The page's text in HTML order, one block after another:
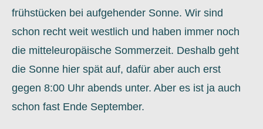
frühstücken bei aufgehender Sonne. Wir sind
schon recht weit westlich und haben immer noch
die mitteleuropäische Sommerzeit. Deshalb geht
die Sonne hier spät auf, dafür aber auch erst
gegen 8:00 Uhr abends unter. Aber es ist ja auch
schon fast Ende September.